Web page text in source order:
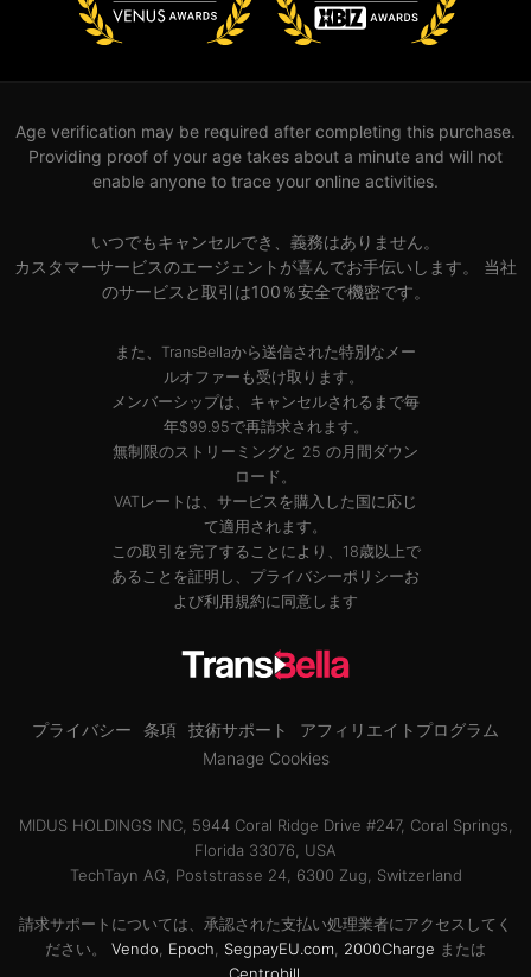
Age verification may be required after completing this purchase.
Providing proof of your age takes about a minute and will not
enable anyone to trace your online activities.
いつでもキャンセルでき、義務はありません。
カスタマーサービスのエージェントが喜んでお手伝いします。 当社
のサービスと取引は100％安全で機密です。
また、TransBellaから送信された特別なメー
ルオファーも受け取ります。
メンバーシップは、キャンセルされるまで毎
年$99.95で再請求されます。
無制限のストリーミングと 25 の月間ダウン
ロード。
VATレートは、サービスを購入した国に応じ
て適用されます。
この取引を完了することにより、18歳以上で
あることを証明し、 プライバシーポリシーお
よび利用規約に同意します
プライバシー 条項 技術サポート
アフィリエイトプログラム
Manage Cookies
MIDUS HOLDINGS INC, 5944 Coral Ridge Drive #247, Coral Springs,
Florida 33076, USA
TechTayn AG, Poststrasse 24, 6300 Zug, Switzerland
請求サポートについては、承認された支払い処理業者にアクセスしてく
ださい。 Vendo Epoch SegpayEU.com 2000Charge または
Centrobill